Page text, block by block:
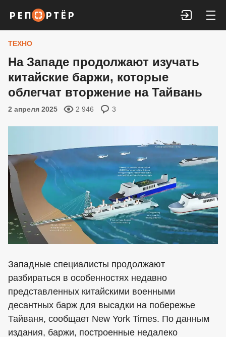
Войти
ТЕХНО
На Западе продолжают изучать
китайские баржи, которые
облегчат вторжение на Тайвань
2 апреля 2025 2 946 3
Западные специалисты продолжают
разбираться в особенностях недавно
представленных китайскими военными
десантных барж для высадки на побережье
Тайваня, сообщает New York Times. По данным
издания, баржи, построенные недалеко